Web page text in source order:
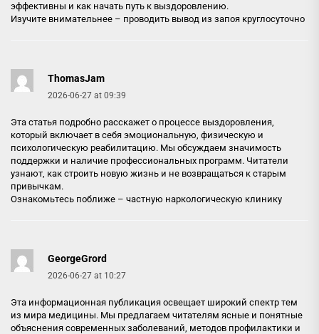
эффективны и как начать путь к выздоровлению.
Изучите внимательнее – проводить вывод из запоя круглосуточно
ThomasJam
2026-06-27 at 09:39
Эта статья подробно расскажет о процессе выздоровления,
который включает в себя эмоциональную, физическую и
психологическую реабилитацию. Мы обсуждаем значимость
поддержки и наличие профессиональных программ. Читатели
узнают, как строить новую жизнь и не возвращаться к старым
привычкам.
Ознакомьтесь поближе – частную наркологическую клинику
GeorgeGrord
2026-06-27 at 10:27
Эта информационная публикация освещает широкий спектр тем
из мира медицины. Мы предлагаем читателям ясные и понятные
объяснения современных заболеваний, методов профилактики и